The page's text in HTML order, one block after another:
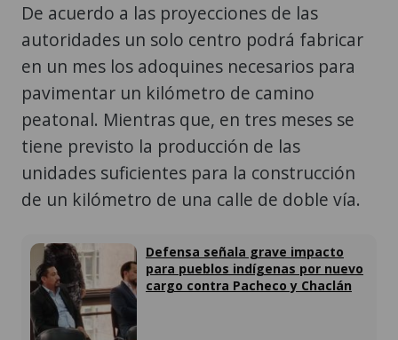
De acuerdo a las proyecciones de las
autoridades un solo centro podrá fabricar
en un mes los adoquines necesarios para
pavimentar un kilómetro de camino
peatonal. Mientras que, en tres meses se
tiene previsto la producción de las
unidades suficientes para la construcción
de un kilómetro de una calle de doble vía.
Defensa señala grave impacto
para pueblos indígenas por nuevo
cargo contra Pacheco y Chaclán